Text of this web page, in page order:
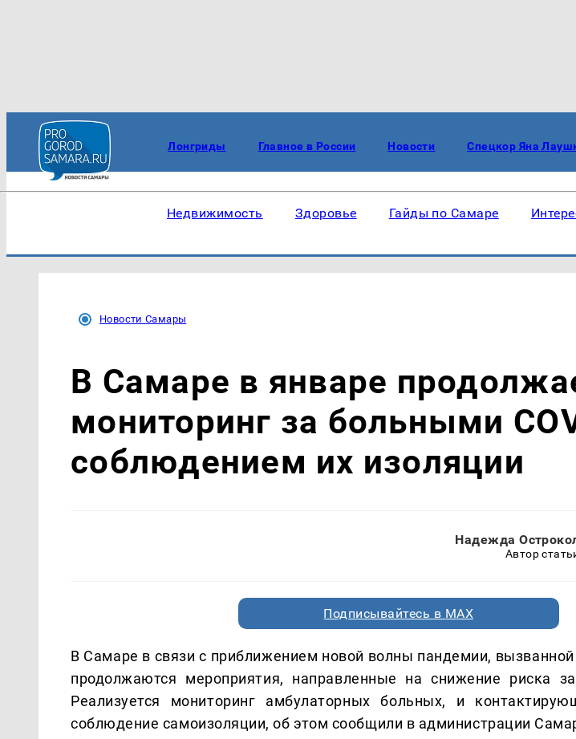
Лонгриды Главное в России Новости Спецкор Яна
Недвижимость Здоровье Гайды по Самаре
Новости Самары
В Самаре в январе
мониторинг за больными
соблюдением их изоляции
Надежда
Автор
Подписывайтесь в MAX
В Самаре в связи с приближением новой волны пандемии,
продолжаются мероприятия, направленные на снижение риска
Реализуется мониторинг амбулаторных больных, и
соблюдение самоизоляции, об этом сообщили в администрации